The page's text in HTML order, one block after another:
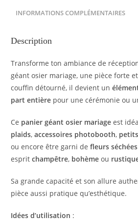
INFORMATIONS COMPLÉMENTAIRES
Description
Transforme ton ambiance de
géant osier mariage, une pièce forte
couffin détourné, il devient un
part entière pour une cérémonie ou
Ce panier géant osier mariage est
plaids,accessoires photobooth,
ou encore être garni defleurs
espritchampêtre, bohème ou
Sa grande capacité et son allure
pièce aussi pratique qu’esthétique.
Idées d’utilisation :